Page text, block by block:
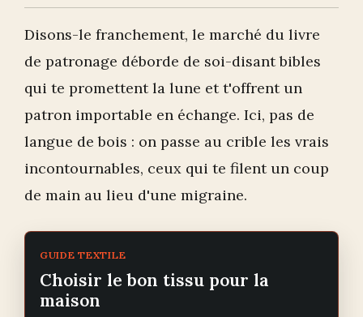
Disons-le franchement, le marché du livre
de patronage déborde de soi-disant bibles
qui te promettent la lune et t'offrent un
patron importable en échange. Ici, pas de
langue de bois : on passe au crible les vrais
incontournables, ceux qui te filent un coup
de main au lieu d'une migraine.
GUIDE TEXTILE
Choisir le bon tissu pour la
maison